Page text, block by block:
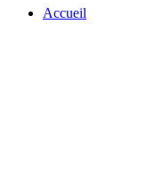
Accueil